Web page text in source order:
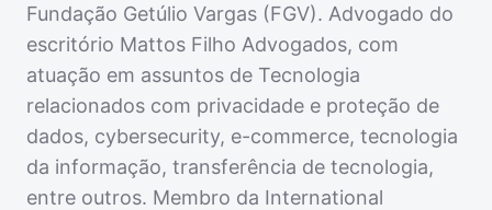
Fundação Getúlio Vargas (FGV). Advogado do
escritório Mattos Filho Advogados, com
atuação em assuntos de Tecnologia
relacionados com privacidade e proteção de
dados, cybersecurity, e-commerce, tecnologia
da informação, transferência de tecnologia,
entre outros. Membro da International